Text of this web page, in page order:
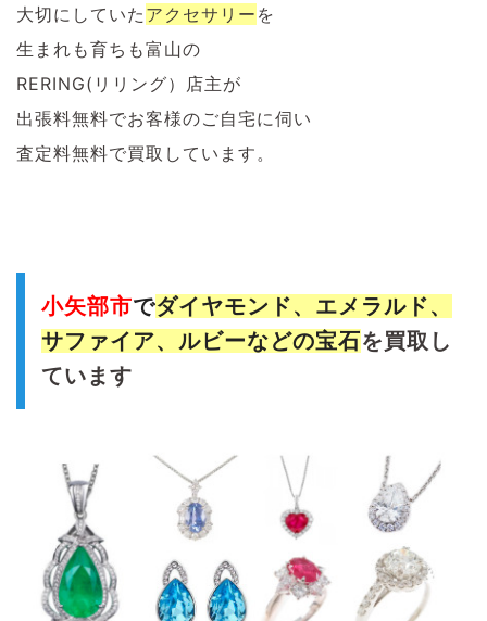
大切にしていた アクセサリー を
生まれも育ちも富山の
RERING(リリング）店主が
出張料無料でお客様のご自宅に伺い
査定料無料で買取しています。
小矢部市でダイヤモンド、エメラルド、
サファイア、ルビーなどの宝石を買取し
ています